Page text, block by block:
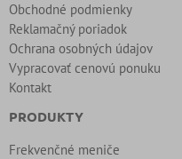
Obchodné podmienky
Reklamačný poriadok
Ochrana osobných údajov
Vypracovať cenovú ponuku
Kontakt
PRODUKTY
Frekvenčné meniče